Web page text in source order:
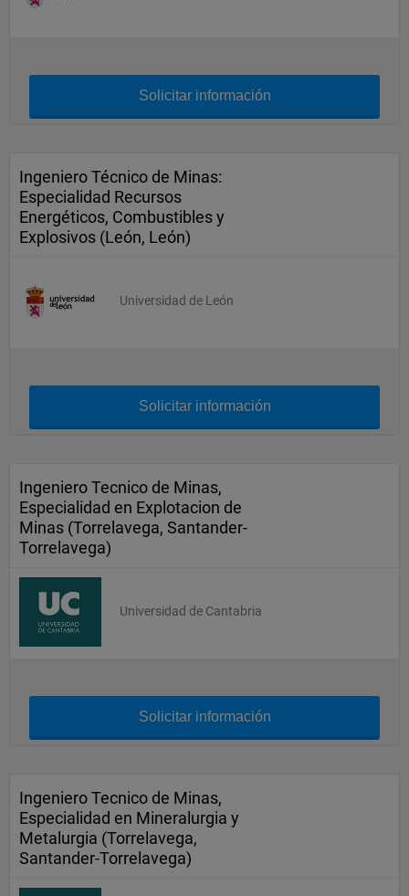
Solicitar información
Ingeniero Técnico de Minas:
Especialidad Recursos
Energéticos, Combustibles y
Explosivos (León, León)
Universidad de León
Solicitar información
Ingeniero Tecnico de Minas,
Especialidad en Explotacion de
Minas (Torrelavega, Santander-
Torrelavega)
Universidad de Cantabria
Solicitar información
Ingeniero Tecnico de Minas,
Especialidad en Mineralurgia y
Metalurgia (Torrelavega,
Santander-Torrelavega)